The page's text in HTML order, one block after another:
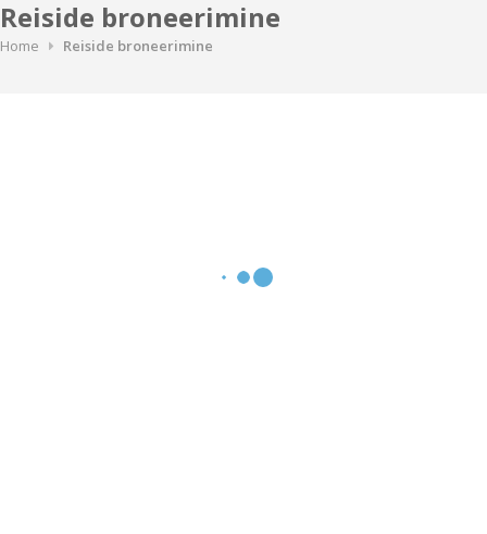
Reiside broneerimine
Home Reiside broneerimine